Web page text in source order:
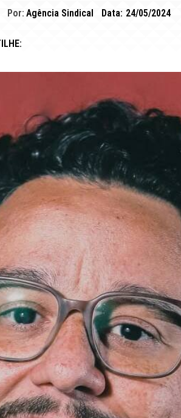
Por: Agência Sindical Data: 24/05/2024